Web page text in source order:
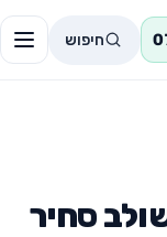
חיפוש
סחיר